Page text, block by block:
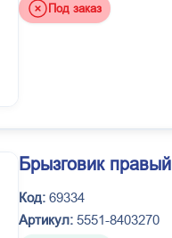
Под заказ
Брызговик правый
Код: 69334
Артикул: 5551-8403270